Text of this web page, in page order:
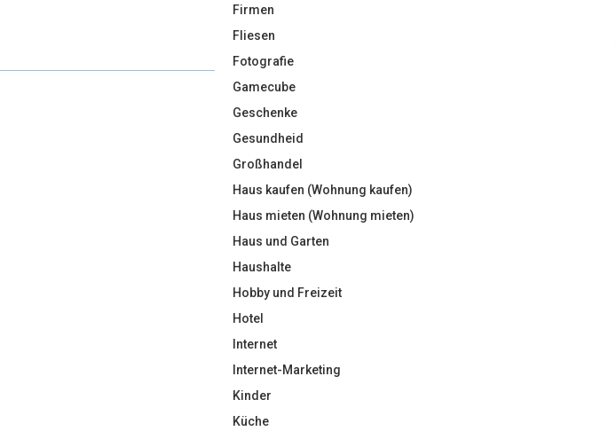
Firmen
Fliesen
Fotografie
Gamecube
Geschenke
Gesundheid
Großhandel
Haus kaufen (Wohnung kaufen)
Haus mieten (Wohnung mieten)
Haus und Garten
Haushalte
Hobby und Freizeit
Hotel
Internet
Internet-Marketing
Kinder
Küche